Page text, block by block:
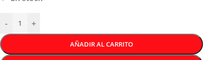
- +
AÑADIR AL CARRITO